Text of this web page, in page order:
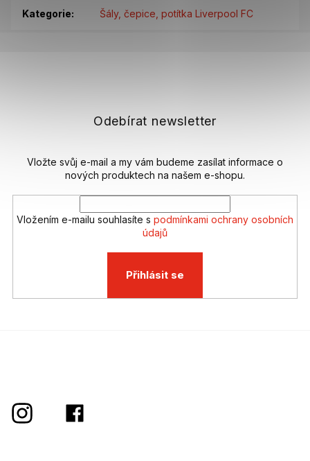
Kategorie: Šály, čepice, potítka Liverpool FC
Odebírat newsletter
Vložte svůj e-mail a my vám budeme zasílat informace o
nových produktech na našem e-shopu.
Vložením e-mailu souhlasíte s podmínkami ochrany osobních
údajů
Přihlásit se